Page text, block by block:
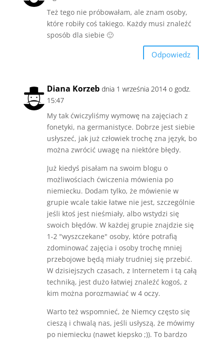
Też tego nie próbowałam, ale znam osoby,
które robiły coś takiego. Każdy musi znaleźć
sposób dla siebie 🙂
Odpowiedz
Diana Korzeb dnia 1 września 2014 o godz.
15:47
My tak ćwiczyliśmy wymowę na zajęciach z
fonetyki, na germanistyce. Dobrze jest siebie
usłyszeć, jak już człowiek trochę zna język, bo
można zwrócić uwagę na niektóre błędy.
Już kiedyś pisałam na swoim blogu o
możliwościach ćwiczenia mówienia po
niemiecku. Dodam tylko, że mówienie w
grupie wcale takie łatwe nie jest, szczególnie
jeśli ktoś jest nieśmiały, albo wstydzi się
swoich błędów. W każdej grupie znajdzie się
1-2 "wyszczekane" osoby, które potrafią
zdominować zajęcia i osoby trochę mniej
przebojowe będą miały trudniej się przebić.
W dzisiejszych czasach, z Internetem i tą całą
techniką, jest dużo łatwiej znaleźć kogoś, z
kim można porozmawiać w 4 oczy.
Warto też wspomnieć, że Niemcy często się
cieszą i chwalą nas, jeśli usłyszą, że mówimy
po niemiecku (nawet kiepsko ;)). To bardzo